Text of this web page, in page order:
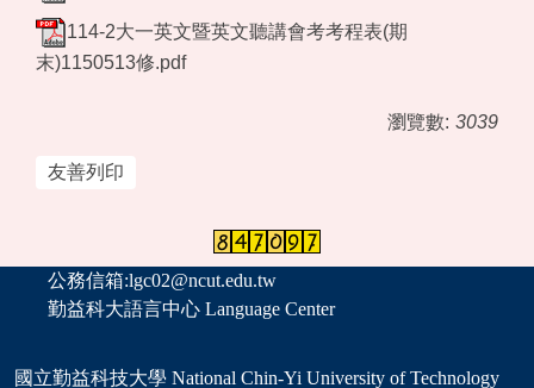
114-2大一英文暨英文聽講會考考程表(期
末)1150513修.pdf
瀏覽數: 3039
友善列印
國立勤益科技大學 National Chin-Yi University of Technology
公務信箱:lgc02@ncut.edu.tw
勤益科大語言中心 Language Center